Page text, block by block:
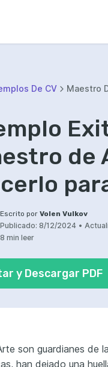
De CV Maestro
de
Escrito porVolen Vulkov
Publicado: 8/12/2024 •
8 min leer
y Descargar PDF
son guardianes de
han dejado una